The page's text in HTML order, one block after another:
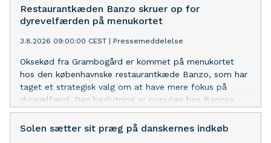
omfattende program af masterclasses og et særligt
fokus på økologi med Aarstiderne i en central rolle er
for den danske foodservicebranche.
Restaurantkæden Banzo skruer op for
dyrevelfærden på menukortet
3.8.2026 09:00:00 CEST Pressemeddelelse
Oksekød fra Grambogård er kommet på menukortet
hos den københavnske restaurantkæde Banzo, som har
taget et strategisk valg om at have mere fokus på
dyrevelfærd. Den beslutning er populær hos Banzos
gæster og salget af retter med oksekød er denne
sommer steget med næsten 10%.
Solen sætter sit præg på danskernes indkøb